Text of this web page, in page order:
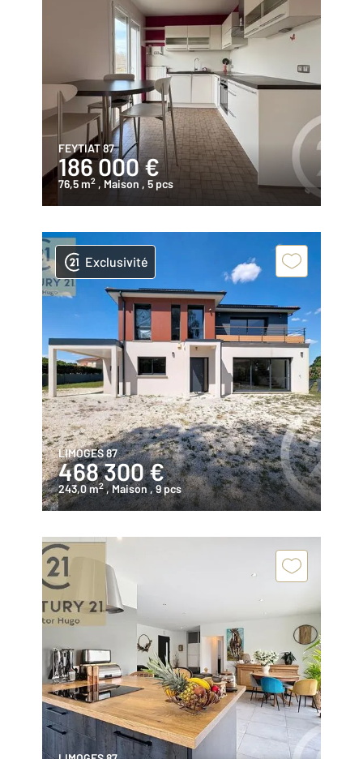
FEYTIAT 87
186 000 €
76,5 m2 , Maison , 5 pcs
Exclusivité
LIMOGES 87
468 300 €
243,0 m2 , Maison , 9 pcs